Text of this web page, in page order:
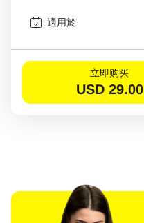
適用於
立即购买
USD 29.00